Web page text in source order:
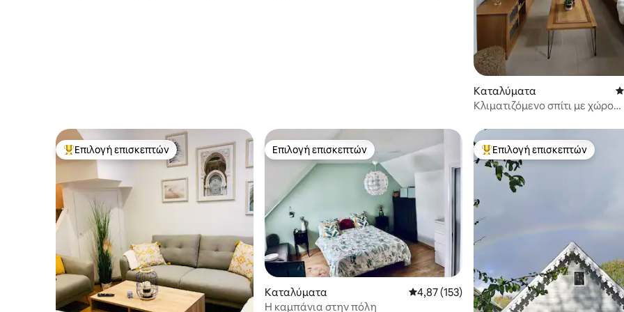
Καταλύματα
Κλιματιζόμενο σπίτι με χώρο
Κορυφαία επιλογή επισκεπτών
Επιλογή επισκεπτών Επιλογή επισκεπτών
Επιλογή επισκεπτών
Καταλύματα Μέση βαθμολογία: 4,87 στα 5, 153 κριτικές
4,87 (153)
Η καμπάνια στην πόλη
Κορυφαία επιλογή επισκεπτών
Επιλογή επισκεπτών